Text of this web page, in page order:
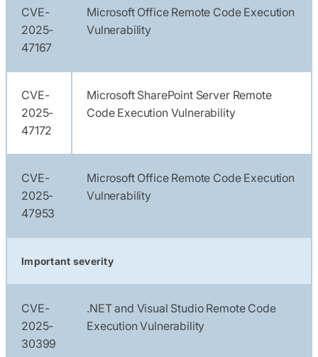
CVE-
2025-
47167
Microsoft Office Remote Code Execution
Vulnerability
CVE-
2025-
47172
Microsoft SharePoint Server Remote
Code Execution Vulnerability
CVE-
2025-
47953
Microsoft Office Remote Code Execution
Vulnerability
Important severity
CVE-
2025-
30399
.NET and Visual Studio Remote Code
Execution Vulnerability